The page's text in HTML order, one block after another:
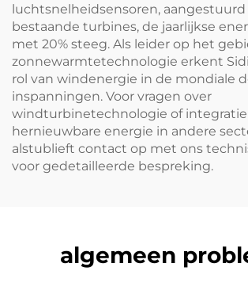
luchtsnelheidsensoren, aangestuurd
bestaande turbines, de jaarlijkse
met 20% steeg. Als leider op het
zonnewarmtetechnologie erkent
rol van windenergie in de mondiale
inspanningen. Voor vragen over
windturbinetechnologie of integratie
hernieuwbare energie in andere
alstublieft contact op met ons
voor gedetailleerde bespreking.
algemeen